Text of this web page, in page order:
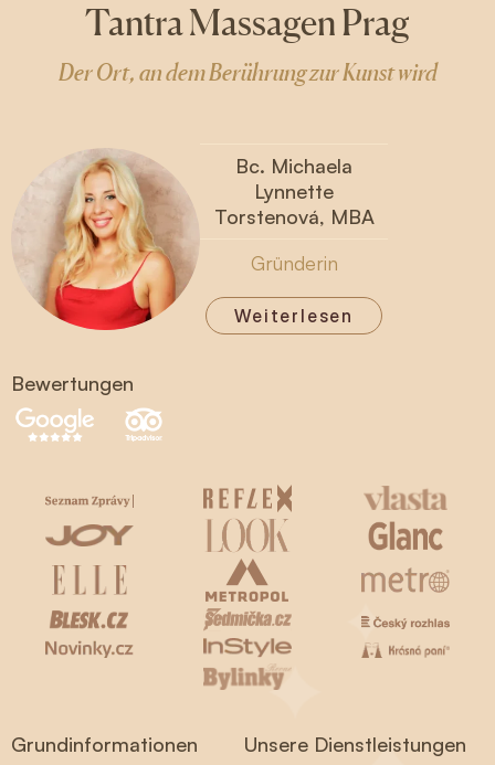
Tantra Massagen Prag
Der Ort, an dem Berührung zur Kunst wird
Bc. Michaela
Lynnette
Torstenová, MBA
Gründerin
Weiterlesen
Bewertungen
Grundinformationen Unsere Dienstleistungen